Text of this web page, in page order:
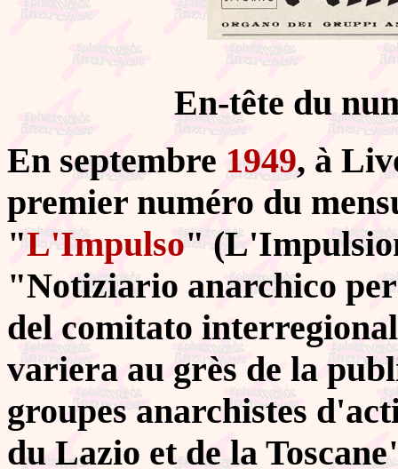
En-tête du
En septembre 1949, à
premier numéro du
"L'Impulso"
"Notiziario anarchico
del comitato
variera au grès de la
groupes anarchistes
du Lazio et de la